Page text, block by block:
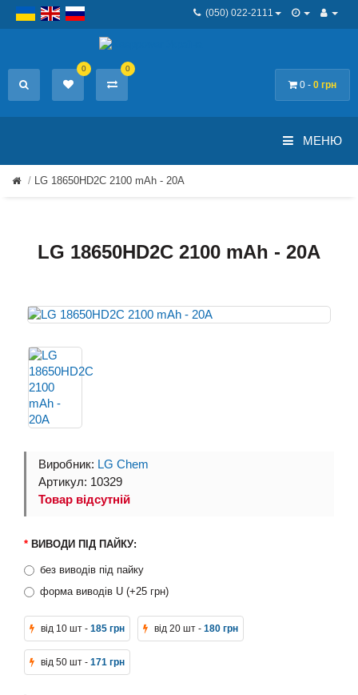
(050) 022-2111
0 - 0 грн
0 0
МЕНЮ
LG 18650HD2C 2100 mAh - 20А
LG 18650HD2C 2100 mAh - 20А
Виробник: LG Chem
Артикул: 10329
Товар відсутній
ВИВОДИ ПІД ПАЙКУ:
без виводів під пайку
форма виводів U (+25 грн)
від 10 шт - 185 грн від 20 шт - 180 грн
від 50 шт - 171 грн